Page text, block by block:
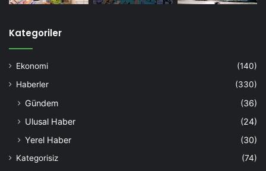
Kategoriler
Ekonomi
(140)
Haberler
(330)
Gündem
(36)
Ulusal Haber
(24)
Yerel Haber
(30)
Kategorisiz
(74)